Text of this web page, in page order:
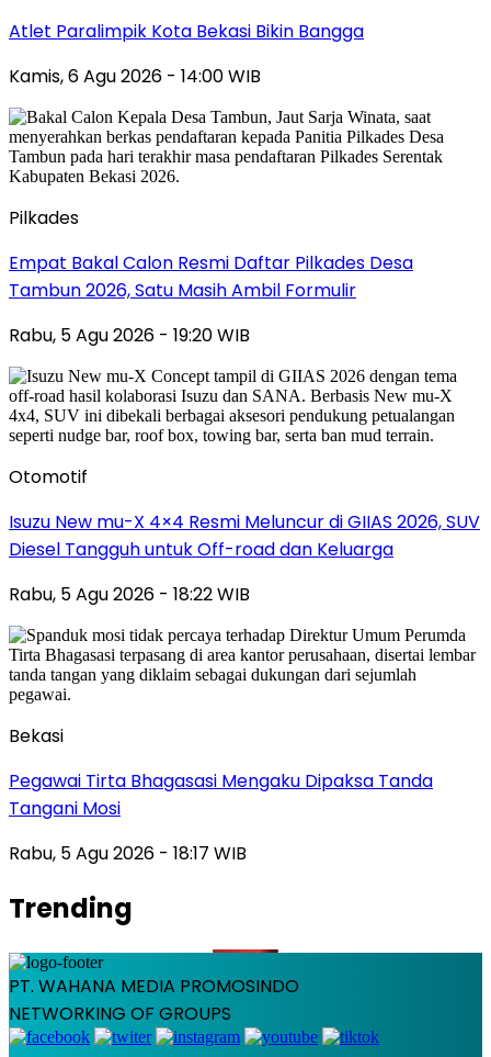
Atlet Paralimpik Kota Bekasi Bikin Bangga
Kamis, 6 Agu 2026 - 14:00 WIB
Pilkades
Empat Bakal Calon Resmi Daftar Pilkades Desa
Tambun 2026, Satu Masih Ambil Formulir
Rabu, 5 Agu 2026 - 19:20 WIB
Otomotif
Isuzu New mu-X 4×4 Resmi Meluncur di GIIAS 2026, SUV
Diesel Tangguh untuk Off-road dan Keluarga
Rabu, 5 Agu 2026 - 18:22 WIB
Bekasi
Pegawai Tirta Bhagasasi Mengaku Dipaksa Tanda
Tangani Mosi
Rabu, 5 Agu 2026 - 18:17 WIB
Trending
PT. WAHANA MEDIA PROMOSINDO
NETWORKING OF GROUPS